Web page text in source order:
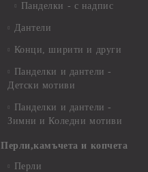
Панделки - с надпис
Дантели
Конци, ширити и други
Панделки и дантели -
Детски мотиви
Панделки и дантели -
Зимни и Коледни мотиви
Перли,камъчета и копчета
Перли